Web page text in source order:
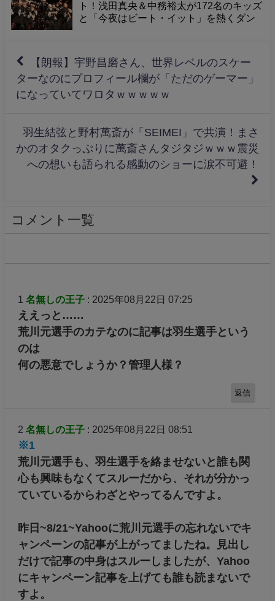
ト！浅田真央＆中務裕太が172名のキッズ
と「今夜はビート・イット」を熱くダン
【朗報】宇野昌磨さん、世界レベルのスケー
ターなのにプロフィール欄が「ただのゲーマー」
になっていてワロタｗｗｗｗｗ
羽生結弦と野村萬斎が「SEIMEI」で共演！まさ
かのオタクっぷりに萬斎さんタジタジｗｗｗ震災
への想いも語られる感動のショーに涙不可避！
コメント一覧
1 名無しの王子: 2025年08月22日 07:25
ええっと……
荒川元選手のカテなのに記事は羽生選手という
のは
何の悪意でしょうか？管理人様？
返信
2 名無しの王子: 2025年08月22日 08:51
※1
荒川元選手も、羽生選手を絡ませないと誰も関
心も興味もなくてスルーだから、それが分かっ
ていているからわざとやってるんですよ。
昨日~8/21~Yahooに荒川元選手の忘れないでキ
ャンペーンの記事が上がってましたね。見出し
だけで記事の中身はスルーしましたが、Yahoo
にキャンペーン記事を上げても誰も読まないで
すよ。